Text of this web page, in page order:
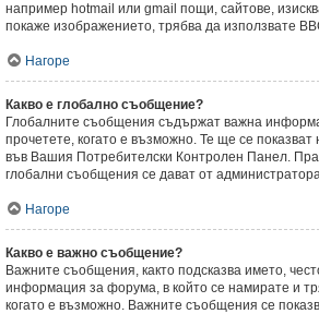
например hotmail или gmail пощи, сайтове,
покаже изображението, трябва да използвате
Нагоре
Какво е глобално съобщение?
Глобалните съобщения съдържат важна
прочетете, когато е възможно. Те ще се
във Вашия Потребителски Контролен Панел.
глобални съобщения се дават от
Нагоре
Какво е важно съобщение?
Важните съобщения, както подсказва името,
информация за форума, в който се намирате и
когато е възможно. Важните съобщения се